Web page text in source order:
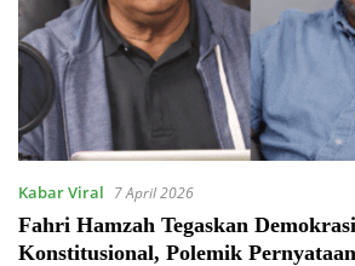
Kabar Viral 7 April 2026
Fahri Hamzah Tegaskan
Konstitusional, Polemik